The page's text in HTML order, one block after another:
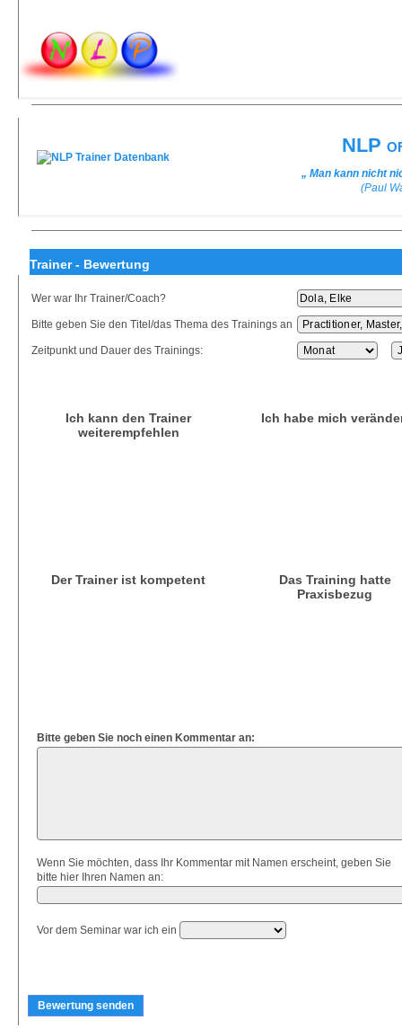
NLP
„ Man kann nicht
(Paul
Trainer - Bewertung
Wer war Ihr Trainer/Coach?
Bitte geben Sie den Titel/das Thema des Trainings an
Zeitpunkt und Dauer des Trainings:
Ich kann den Trainer
weiterempfehlen
Ich habe mich
Der Trainer ist kompetent
Das Training hatte
Praxisbezug
Bitte geben Sie noch einen Kommentar an:
Wenn Sie möchten, dass Ihr Kommentar mit Namen erscheint, geben Sie
bitte hier Ihren Namen an:
Vor dem Seminar war ich ein